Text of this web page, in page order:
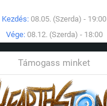
Kezdés: 08.05. (Szerda) - 19:00
Vége: 08.12. (Szerda) - 18:00
Támogass minket